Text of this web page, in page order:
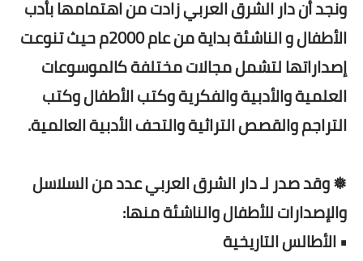
ونجد أن دار الشرق العربي زادت من اهتمامها بأدب
الأطفال و الناشئة بداية من عام 2000م حيث تنوعت
إصداراتها لتشمل مجالات مختلفة كالموسوعات
العلمية والأدبية والفكرية وكتب الأطفال وكتب
التراجم والقصص التراثية والتحف الأدبية العالمية.
❅ وقد صدر لـ دار الشرق العربي عدد من السلاسل
والإصدارات للأطفال والناشئة منها:
• الأطالس التاريخية